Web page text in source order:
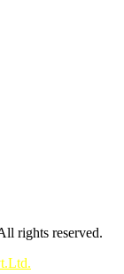
rights reserved.